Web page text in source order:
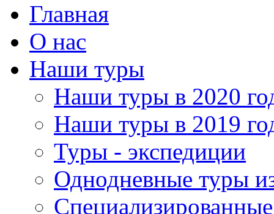
Главная
О нас
Наши туры
Наши туры в 2020
Наши туры в 2019
Туры - экспедиции
Однодневные туры